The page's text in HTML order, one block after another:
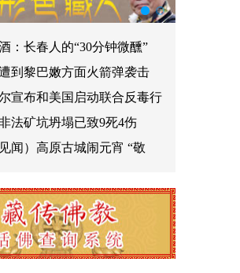
：长春人的“30分钟微醺”
到黎巴嫩方面火箭弹袭击
宣布和美国启动联合反毒行
法矿坑坍塌已致9死4伤
见闻）高原古城闹元宵 “敬